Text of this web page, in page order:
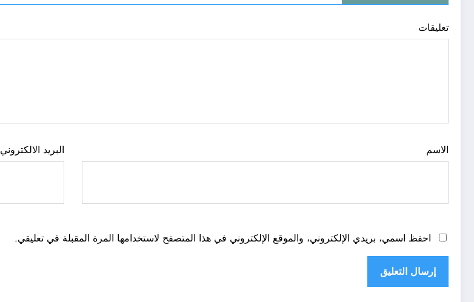
تعليقات
الاسم البريد الالكتروني
احفظ اسمي، بريدي الإلكتروني، والموقع الإلكتروني في هذا المتصفح لاستخدامها المرة المقبلة في تعليقي.